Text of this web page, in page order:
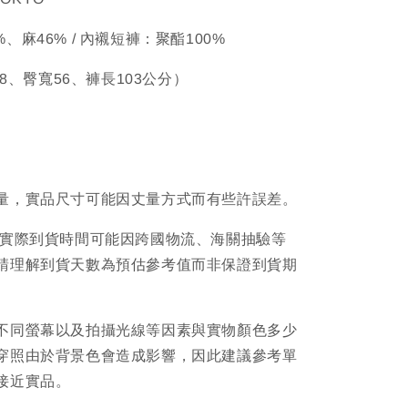
、麻46% / 內襯短褲：聚酯100%
臀寬56、褲長103公分）
，實品尺寸可能因丈量方式而有些許誤差。
際到貨時間可能因跨國物流、海關抽驗等
理解到貨天數為預估參考值而非保證到貨期
同螢幕以及拍攝光線等因素與實物顏色多少
照由於背景色會造成影響，因此建議參考單
近實品。